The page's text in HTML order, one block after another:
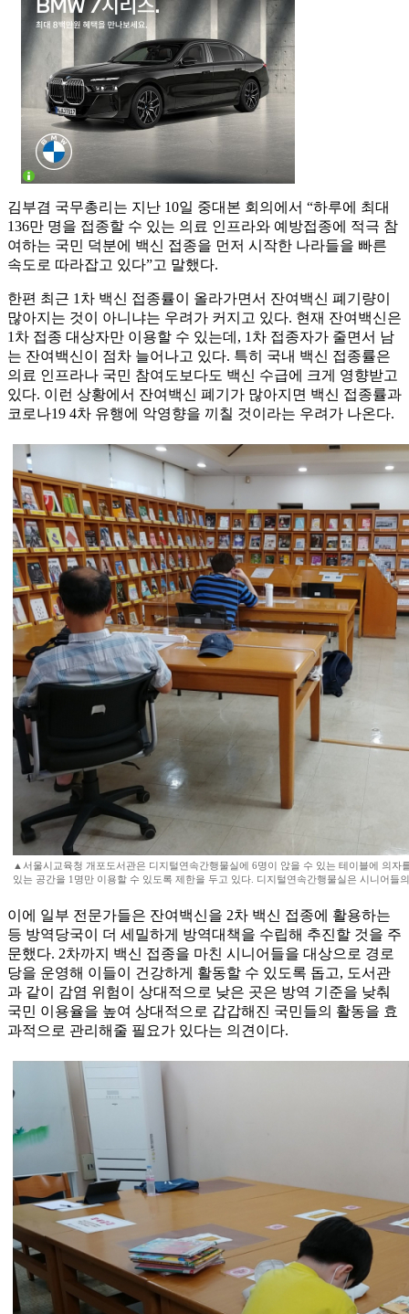
김부겸 국무총리는 지난 10일 중대본 회의에서 “하루에 최대
136만 명을 접종할 수 있는 의료 인프라와 예방접종에 적극 참
여하는 국민 덕분에 백신 접종을 먼저 시작한 나라들을 빠른
속도로 따라잡고 있다”고 말했다.
한편 최근 1차 백신 접종률이 올라가면서 잔여백신 폐기량이
많아지는 것이 아니냐는 우려가 커지고 있다. 현재 잔여백신은
1차 접종 대상자만 이용할 수 있는데, 1차 접종자가 줄면서 남
는 잔여백신이 점차 늘어나고 있다. 특히 국내 백신 접종률은
의료 인프라나 국민 참여도보다도 백신 수급에 크게 영향받고
있다. 이런 상황에서 잔여백신 폐기가 많아지면 백신 접종률과
코로나19 4차 유행에 악영향을 끼칠 것이라는 우려가 나온다.
▲서울시교육청 개포도서관은 디지털연속간행물실에 6명이 앉을 수 있는 테이블에 의자
있는 공간을 1명만 이용할 수 있도록 제한을 두고 있다. 디지털연속간행물실은 시니어들
이에 일부 전문가들은 잔여백신을 2차 백신 접종에 활용하는
등 방역당국이 더 세밀하게 방역대책을 수립해 추진할 것을 주
문했다. 2차까지 백신 접종을 마친 시니어들을 대상으로 경로
당을 운영해 이들이 건강하게 활동할 수 있도록 돕고, 도서관
과 같이 감염 위험이 상대적으로 낮은 곳은 방역 기준을 낮춰
국민 이용율을 높여 상대적으로 갑갑해진 국민들의 활동을 효
과적으로 관리해줄 필요가 있다는 의견이다.